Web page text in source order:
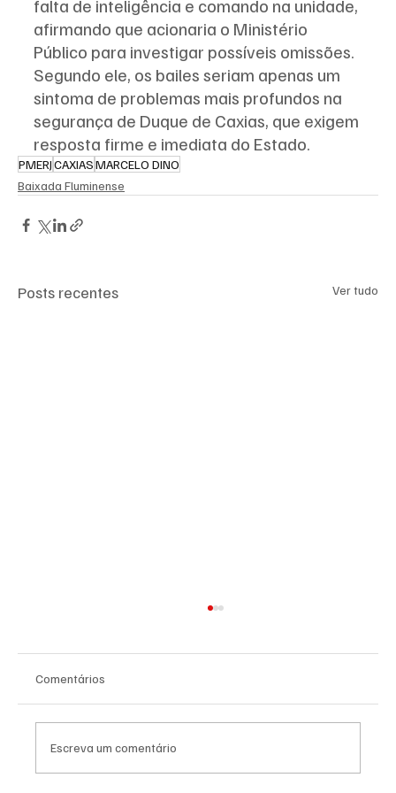
falta de inteligência e comando na unidade,
afirmando que acionaria o Ministério
Público para investigar possíveis omissões.
Segundo ele, os bailes seriam apenas um
sintoma de problemas mais profundos na
segurança de Duque de Caxias, que exigem
resposta firme e imediata do Estado.
PMERJCAXIASMARCELO DINO
Baixada Fluminense
Posts recentes Ver tudo
Comentários
Escreva um comentário